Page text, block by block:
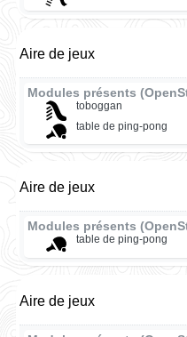
Aire de jeux
Modules présents
toboggan
table de ping-pong
Aire de jeux
Modules présents
table de ping-pong
Aire de jeux